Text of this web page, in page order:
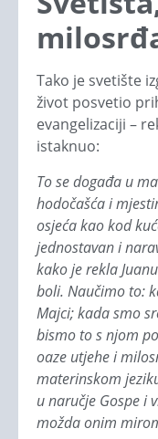
Tako je svetište
život posvetio
evangelizaciji –
istaknuo:
To se događa u
hodočašća i
osjeća kao kod
jednostavan i
kako je rekla
boli. Naučimo to:
Majci; kada smo
bismo to s njom
oaze utjehe i
materinskom
u naručje Gospe i
možda onim